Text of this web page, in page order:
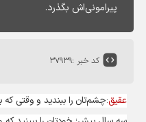
پیرامونی‌اش بگذرد.
کد خبر :۳۷۹۳۹
عقیق:چشم‌تان را ببندید و وقتی که